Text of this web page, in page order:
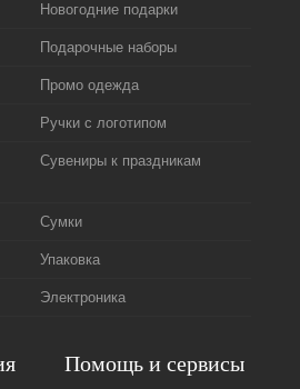
Новогодние подарки
Подарочные наборы
Промо одежда
Ручки с логотипом
Сувениры к праздникам
Сумки
Упаковка
Электроника
Помощь и сервисы